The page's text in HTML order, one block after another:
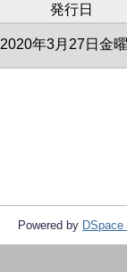
発行日
2020年3月27日金
Powered by